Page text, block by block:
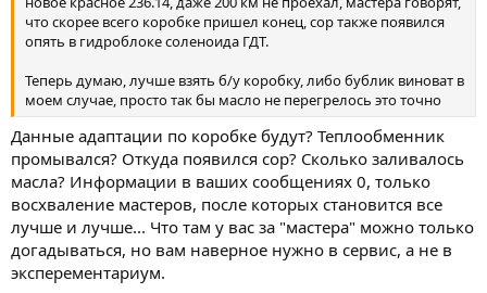
что скорее всего коробке пришел конец, сор также появился
опять в гидроблоке соленоида ГДТ.
Теперь думаю, лучше взять б/у коробку, либо бублик виноват в
моем случае, просто так бы масло не перегрелось это точно
Данные адаптации по коробке будут? Теплообменник
промывался? Откуда появился сор? Сколько заливалось
масла? Информации в ваших сообщениях 0, только
восхваление мастеров, после которых становится все
лучше и лучше... Что там у вас за "мастера" можно только
догадываться, но вам наверное нужно в сервис, а не в
эксперементариум.